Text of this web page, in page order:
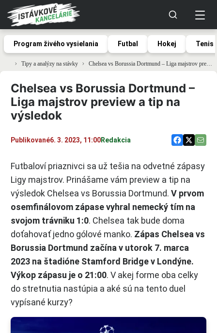
Program živého vysielania Futbal Hokej Tenis
Tipy a analýzy na stávky Chelsea vs Borussia Dortmund – Liga majstrov preview a tip na výsledok
Chelsea vs Borussia Dortmund –
Liga majstrov preview a tip na
výsledok
Publikované6. 3. 2023, 11:00Redakcia
Futbaloví priaznivci sa už tešia na odvetné zápasy
Ligy majstrov. Prinášame vám preview a tip na
výsledok Chelsea vs Borussia Dortmund. V prvom
osemfinálovom zápase vyhral nemecký tím na
svojom trávniku 1:0. Chelsea tak bude doma
doťahovať jedno gólové manko. Zápas Chelsea vs
Borussia Dortmund začína v utorok 7. marca
2023 na štadióne Stamford Bridge v Londýne.
Výkop zápasu je o 21:00. V akej forme oba celky
do stretnutia nastúpia a aké sú na tento duel
vypísané kurzy?